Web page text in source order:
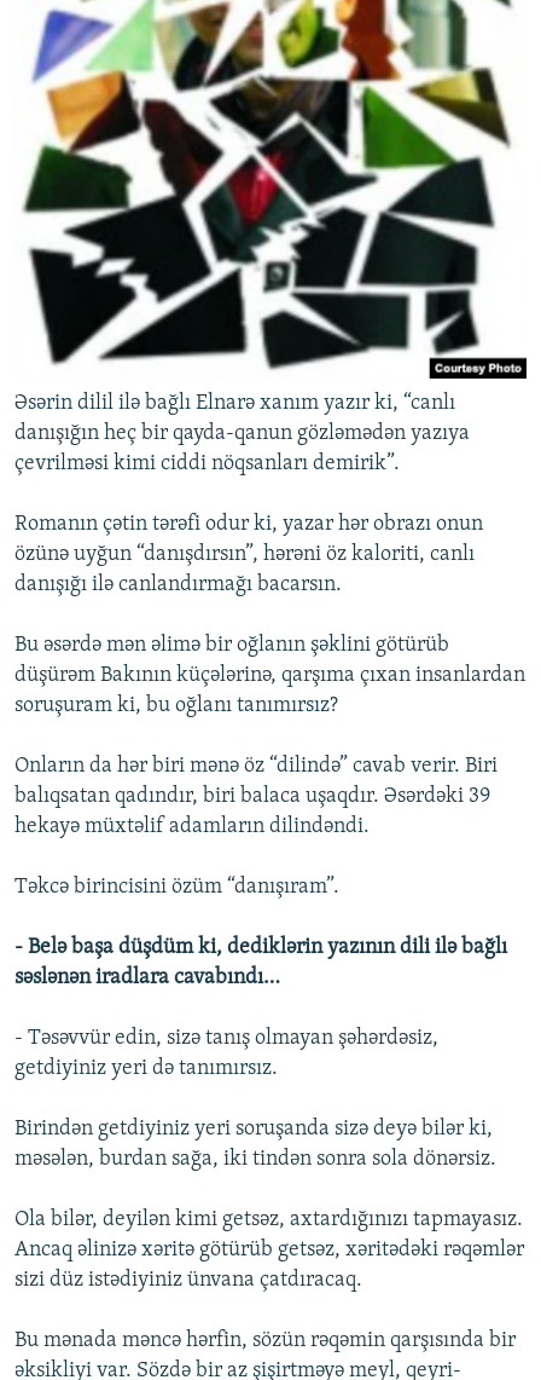
Əsərin dilil ilə bağlı Elnarə xanım yazır ki, “canlı
danışığın heç bir qayda-qanun gözləmədən yazıya
çevrilməsi kimi ciddi nöqsanları demirik”.
Romanın çətin tərəfi odur ki, yazar hər obrazı onun
özünə uyğun “danışdırsın”, hərəni öz kaloriti, canlı
danışığı ilə canlandırmağı bacarsın.
Bu əsərdə mən əlimə bir oğlanın şəklini götürüb
düşürəm Bakının küçələrinə, qarşıma çıxan insanlardan
soruşuram ki, bu oğlanı tanımırsız?
Onların da hər biri mənə öz “dilində” cavab verir. Biri
balıqsatan qadındır, biri balaca uşaqdır. Əsərdəki 39
hekayə müxtəlif adamların dilindəndi.
Təkcə birincisini özüm “danışıram”.
- Belə başa düşdüm ki, dediklərin yazının dili ilə bağlı
səslənən iradlara cavabındı…
- Təsəvvür edin, sizə tanış olmayan şəhərdəsiz,
getdiyiniz yeri də tanımırsız.
Birindən getdiyiniz yeri soruşanda sizə deyə bilər ki,
məsələn, burdan sağa, iki tindən sonra sola dönərsiz.
Ola bilər, deyilən kimi getsəz, axtardığınızı tapmayasız.
Ancaq əlinizə xəritə götürüb getsəz, xəritədəki rəqəmlər
sizi düz istədiyiniz ünvana çatdıracaq.
Bu mənada məncə hərfin, sözün rəqəmin qarşısında bir
əksikliyi var. Sözdə bir az şişirtməyə meyl, qeyri-